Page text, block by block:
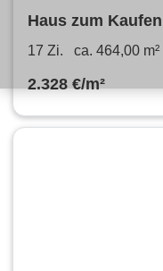
Haus zum
464 m²
17 Zi. ca. 464,00 m²
2.328 €/m²